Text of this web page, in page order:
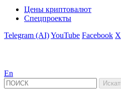
Цены криптовалют
Спецпроекты
Telegram (AI)YouTube Facebook X
En